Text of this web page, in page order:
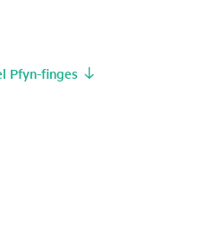
Pfyn-finges